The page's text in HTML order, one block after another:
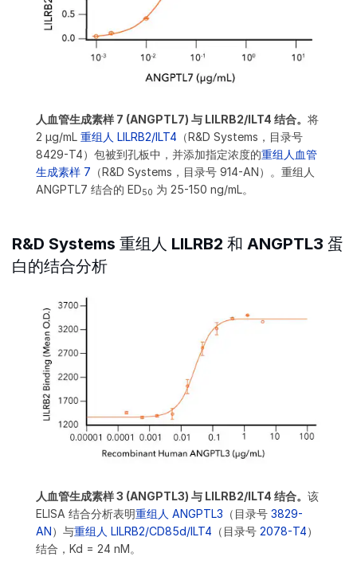
人血管生成素样 7 (ANGPTL7) 与 LILRB2/ILT4 结合。 将
2 μg/mL 重组人 LILRB2/ILT4 （R&D Systems，目录号
8429-T4）包被到孔板中，并添加指定浓度的重组人血管
生成素样 7 （R&D Systems，目录号 914-AN）。重组人
ANGPTL7 结合的 ED50 为 25-150 ng/mL。
R&D Systems 重组人 LILRB2 和 ANGPTL3 蛋
白的结合分析
人血管生成素样 3 (ANGPTL3) 与 LILRB2/ILT4 结合。 该
ELISA 结合分析表明重组人 ANGPTL3 （目录号 3829-
AN）与重组人 LILRB2/CD85d/ILT4 （目录号 2078-T4）
结合，Kd = 24 nM。